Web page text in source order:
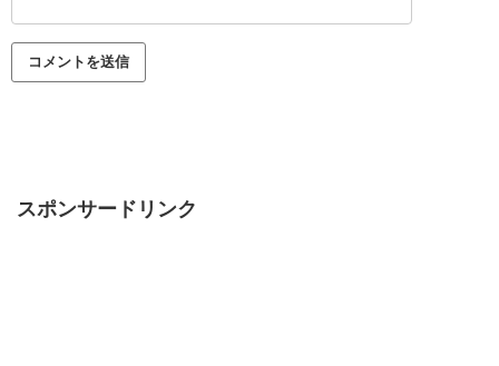
スポンサードリンク